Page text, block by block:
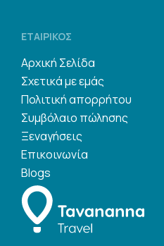
ΕΤΑΙΡΙΚΌΣ
Αρχική Σελίδα
Σχετικά με εμάς
Πολιτική απορρήτου
Συμβόλαιο πώλησης
Ξεναγήσεις
Επικοινωνία
Blogs